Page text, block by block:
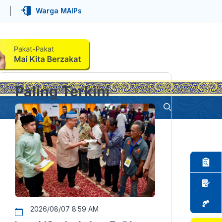
Warga MAIPs
Paling Terkini
2026/08/07 8:59 AM